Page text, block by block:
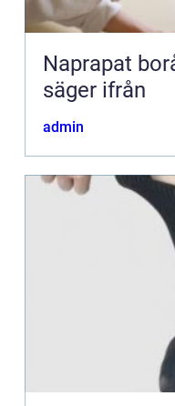
Naprapat borås när
säger ifrån
admin